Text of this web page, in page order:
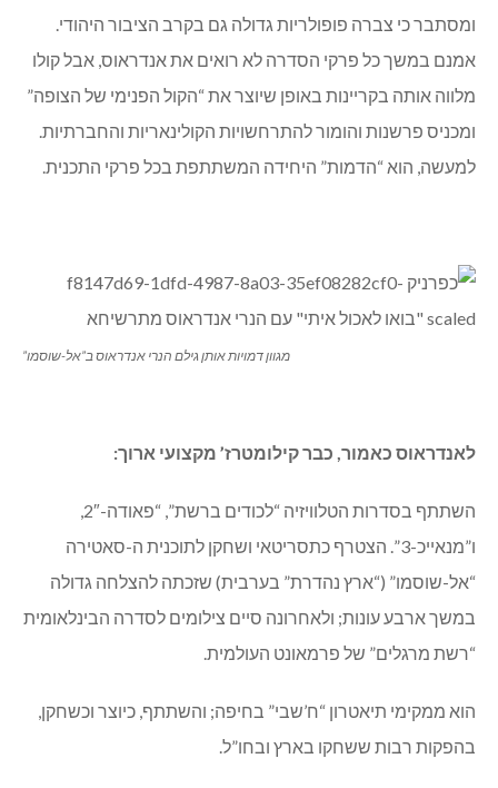
ומסתבר כי צברה פופולריות גדולה גם בקרב הציבור היהודי.
אמנם במשך כל פרקי הסדרה לא רואים את אנדראוס, אבל קולו
מלווה אותה בקריינות באופן שיוצר את “הקול הפנימי של הצופה”
ומכניס פרשנות והומור להתרחשויות הקולינאריות והחברתיות.
למעשה, הוא “הדמות” היחידה המשתתפת בכל פרקי התכנית.
מגוון דמויות אותן גילם הנרי אנדראוס ב”אל-שוסמו”
לאנדראוס כאמור, כבר קילומטרז’ מקצועי ארוך:
ו”מנאייכ-3”. הצטרף כתסריטאי ושחקן לתוכנית ה-סאטירה
“אל-שוסמו” (“ארץ נהדרת” בערבית) שזכתה להצלחה גדולה
במשך ארבע עונות; ולאחרונה סיים צילומים לסדרה הבינלאומית
“רשת מרגלים” של פרמאונט העולמית.
הוא ממקימי תיאטרון “ח’שבי” בחיפה; והשתתף, כיוצר וכשחקן,
בהפקות רבות ששחקו בארץ ובחו”ל.